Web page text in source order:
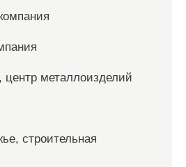
металлоизделий
строительная